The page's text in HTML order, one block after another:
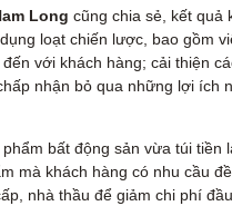
Long cũng chia sẻ, kết quả
loạt chiến lược, bao gồm
với khách hàng; cải thiện
nhận bỏ qua những lợi ích
bất động sản vừa túi tiền
mà khách hàng có nhu cầu
nhà thầu để giảm chi phí